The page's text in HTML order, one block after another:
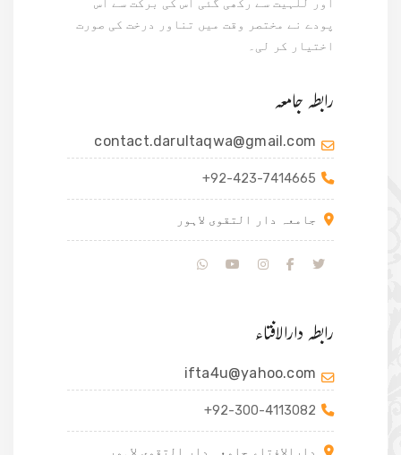
اور للٰہیت سے رکھی گئی اس کی برکت سے اس
پودے نے مختصر وقت میں تناور درخت کی صورت
اختیار کر لی۔
رابطہ جامعہ
contact.darultaqwa@gmail.com
+92-423-7414665
جامعہ دار التقوی لاہور
رابطہ دارالافتاء
ifta4u@yahoo.com
+92-300-4113082
دارالافتاء جامعہ دار التقوی لاہور